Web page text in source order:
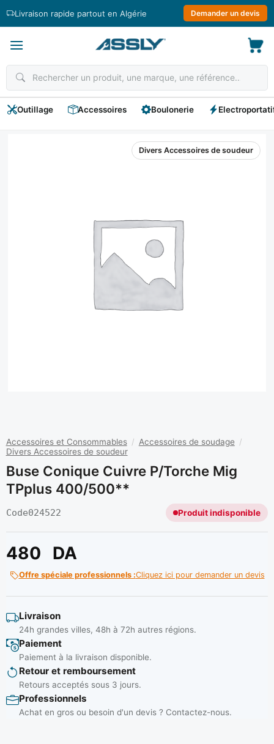
Livraison rapide partout en Algérie Demander un devis
Outillage Accessoires Boulonerie
Divers Accessoires de soudeur
Accessoires et Consommables / Accessoires de soudage /
Divers Accessoires de soudeur
Buse Conique Cuivre P/torche Mig
TPplus 400/500**
Code024522 Produit indisponible
480 DA
Offre spéciale professionnels :Cliquez ici pour demander un devis
Livraison
24h grandes villes, 48h à 72h autres régions.
Paiement
Paiement à la livraison disponible.
Retour et remboursement
Retours acceptés sous 3 jours.
Professionnels
Achat en gros ou besoin d'un devis ? Contactez-nous.